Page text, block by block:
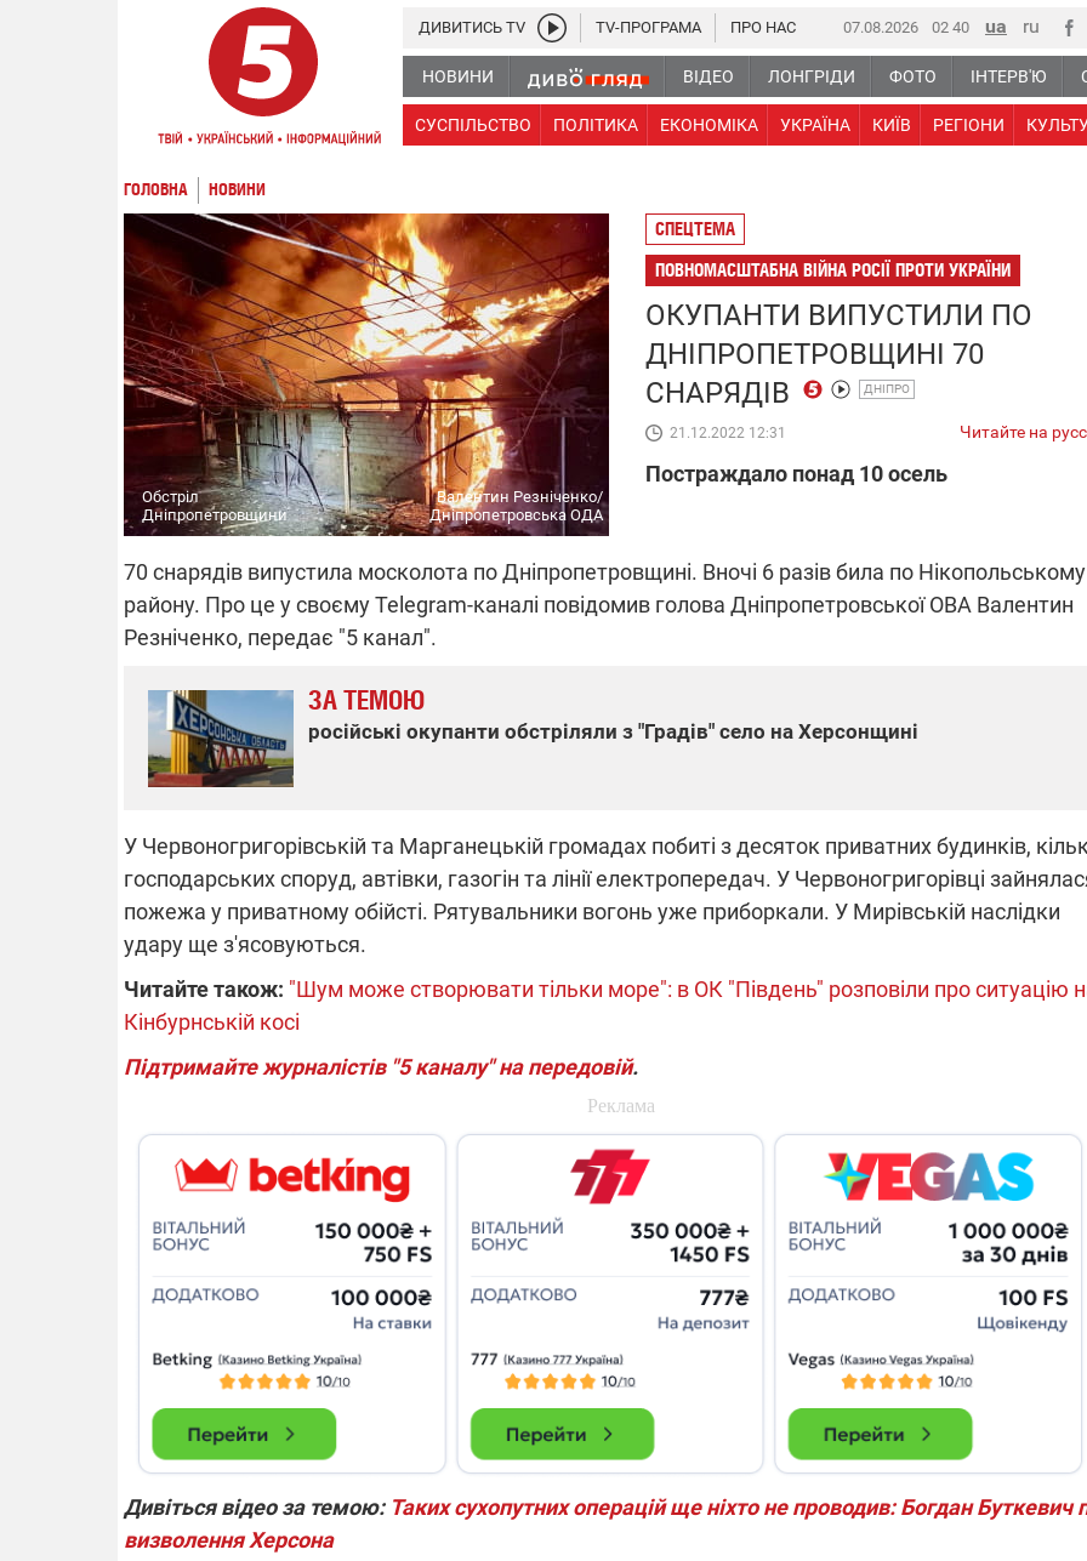
07.08.2026 02 40
НОВИНИ ВІДЕО ЛОНГРІДИ ФОТО ІНТЕРВ'Ю
СУСПІЛЬСТВО ПОЛІТИКА ЕКОНОМІКА УКРАЇНА КИЇВ РЕГІОНИ
ДИВИТИСЬ TV TV-ПРОГРАМА ПРО НАС
ГОЛОВНА НОВИНИ
Обстріл
Дніпропетровщини
Валентин Резніченко/
Дніпропетровська ОДА
СПЕЦТЕМА
ПОВНОМАСШТАБНА ВІЙНА РОСІЇ ПРОТИ УКРАЇНИ
ОКУПАНТИ ВИПУСТИЛИ ПО
ДНІПРОПЕТРОВЩИНІ 70
СНАРЯДІВ
ДНІПРО
21.12.2022 12:31 Читайте на
Постраждало понад 10 осель
70 снарядів випустила москолота по Дніпропетровщині. Вночі 6 разів била по Нікопольському
району. Про це у своєму Telegram-каналі повідомив голова Дніпропетровської ОВА Валентин
Резніченко, передає "5 канал".
ЗА ТЕМОЮ
російські окупанти обстріляли з "Градів" село на Херсонщині
У Червоногригорівській та Марганецькій громадах побиті з десяток приватних будинків,
господарських споруд, автівки, газогін та лінії електропередач. У Червоногригорівці
пожежа у приватному обійсті. Рятувальники вогонь уже приборкали. У Мирівській наслідки
удару ще з'ясовуються.
Читайте також: "Шум може створювати тільки море": в ОК "Південь" розповіли про ситуацію
Кінбурнській косі
Підтримайте журналістів "5 каналу" на передовій.
Дивіться відео за темою: Таких сухопутних операцій ще ніхто не проводив: Богдан Буткевич
визволення Херсона
областях залишається без світла після
взялося за колишнього
08.09.2025 12:09
виграй легендарний
Dodge Challenger
"Око та щит": дрони,
РЕБ і пікапи – триває
збір коштів на потреби
одразу чотирьох
11.08.2025 15:16
найгарячіших
напрямках фронту
04.12.2025 12:37
"Відправте
Вернадського на
фронт": стрілецька
бригада Повітряних
НРК Numo